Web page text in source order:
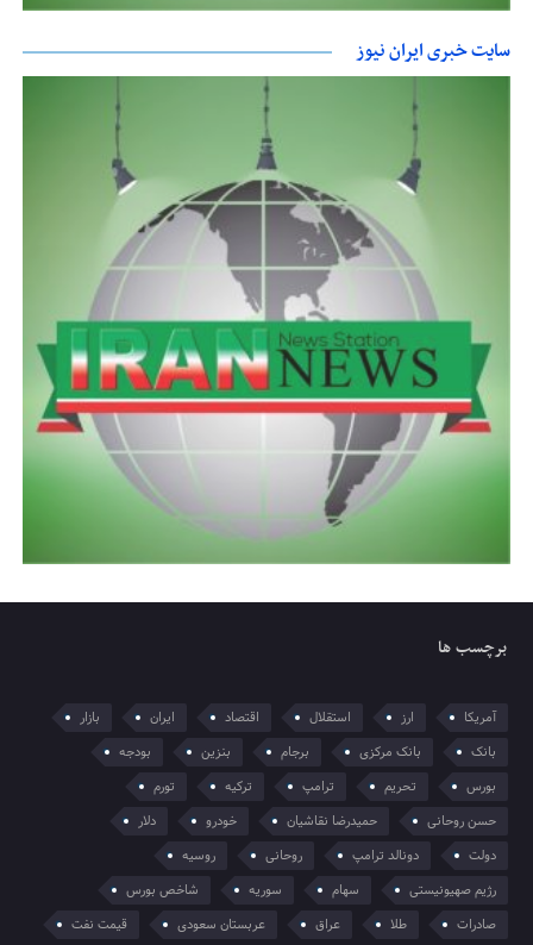
سایت خبری ایران نیوز
برچسب ها
آمریکا ارز استقلال اقتصاد ایران
بازار
بانک
بانک مرکزی برجام بنزین
بودجه
بورس
تحریم ترامپ ترکیه
تورم
حسن روحانی
حمیدرضا نقاشیان خودرو
دلار
دولت
دونالد ترامپ روحانی
روسیه
رژیم صهیونیستی
سهام سوریه
شاخص بورس
صادرات
طلا عراق عربستان سعودی قیمت نفت